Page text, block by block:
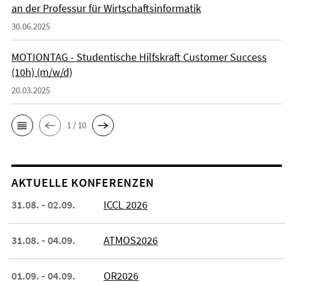
an der Professur für Wirtschaftsinformatik
30.06.2025
MOTIONTAG - Studentische Hilfskraft Customer Success
(10h) (m/w/d)
20.03.2025
1 / 10
AKTUELLE KONFERENZEN
31.08. - 02.09. ICCL 2026
31.08. - 04.09. ATMOS2026
01.09. - 04.09. OR2026